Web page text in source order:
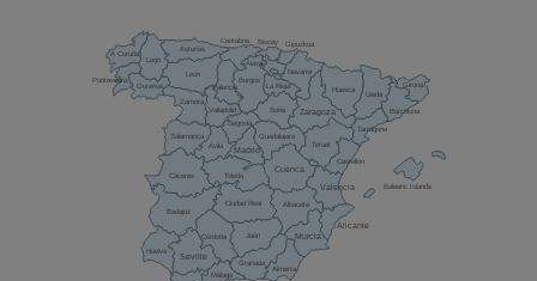
A Coruña
Álava
Albacete
Alicante
Almería
Asturias
Ávila
Badajoz
Balearic Islands
Barcelona
Biscay
Burgos
Cáceres
Cantabria
Castellón
Ciudad Real
Córdoba
Cuenca
Gipuzkoa
Girona
Granada
Guadalajara
Huelva
Huesca
Jaén
La Rioja
León
Lleida
Lugo
Madrid
Málaga
Murcia
Navarre
Ourense Palencia
Pontevedra
Salamanca
Segovia
Seville
Soria
Tarragona
Teruel
Toledo
Valencia
Valladolid
Zamora
Zaragoza